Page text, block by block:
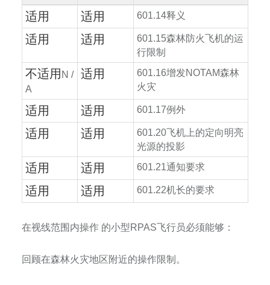
适用 适用 601.14释义
适用 适用 601.15森林防火飞机的运
行限制
不适用 N /
A
适用 601.16增发NOTAM森林
火灾
适用 适用 601.17例外
适用 适用 601.20飞机上的定向明亮
光源的投影
适用 适用 601.21通知要求
适用 适用 601.22机长的要求
在视线范围内操作 的小型RPAS飞行员必须能够：
回顾在森林火灾地区附近的操作限制。